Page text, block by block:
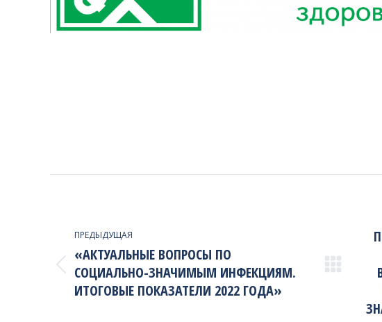
ПРЕДЫДУЩАЯ
Previous
project:
«АКТУАЛЬНЫЕ ВОПРОСЫ ПО
СОЦИАЛЬНО-ЗНАЧИМЫМ ИНФЕКЦИЯМ.
ИТОГОВЫЕ ПОКАЗАТЕЛИ 2022 ГОДА»